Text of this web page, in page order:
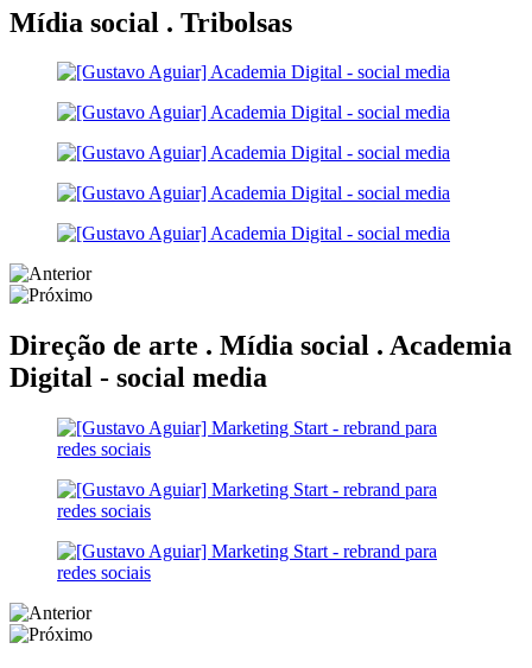
Mídia social . Tribolsas
Direção de arte . Mídia social . Academia
Digital - social media